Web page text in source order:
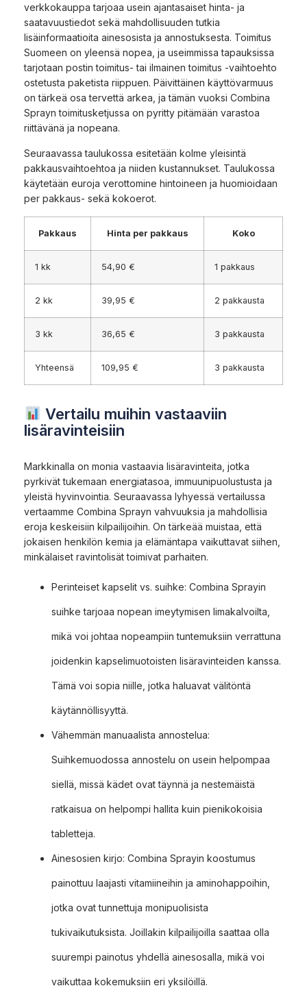
verkkokauppa tarjoaa usein ajantasaiset hinta- ja
saatavuustiedot sekä mahdollisuuden tutkia
lisäinformaatioita ainesosista ja annostuksesta. Toimitus
Suomeen on yleensä nopea, ja useimmissa tapauksissa
tarjotaan postin toimitus- tai ilmainen toimitus -vaihtoehto
ostetusta paketista riippuen. Päivittäinen käyttövarmuus
on tärkeä osa tervettä arkea, ja tämän vuoksi Combina
Sprayn toimitusketjussa on pyritty pitämään varastoa
riittävänä ja nopeana.
Seuraavassa taulukossa esitetään kolme yleisintä
pakkausvaihtoehtoa ja niiden kustannukset. Taulukossa
käytetään euroja verottomine hintoineen ja huomioidaan
per pakkaus- sekä kokoerot.
Pakkaus Hinta per pakkaus Koko
1 kk 54,90 € 1 pakkaus
2 kk 39,95 € 2 pakkausta
3 kk 36,65 € 3 pakkausta
Yhteensä 109,95 € 3 pakkausta
Vertailu muihin vastaaviin
lisäravinteisiin
Markkinalla on monia vastaavia lisäravinteita, jotka
pyrkivät tukemaan energiatasoa, immuunipuolustusta ja
yleistä hyvinvointia. Seuraavassa lyhyessä vertailussa
vertaamme Combina Sprayn vahvuuksia ja mahdollisia
eroja keskeisiin kilpailijoihin. On tärkeää muistaa, että
jokaisen henkilön kemia ja elämäntapa vaikuttavat siihen,
minkälaiset ravintolisät toimivat parhaiten.
Perinteiset kapselit vs. suihke: Combina Sprayin
suihke tarjoaa nopean imeytymisen limakalvoilta,
mikä voi johtaa nopeampiin tuntemuksiin verrattuna
joidenkin kapselimuotoisten lisäravinteiden kanssa.
Tämä voi sopia niille, jotka haluavat välitöntä
käytännöllisyyttä.
Vähemmän manuaalista annostelua:
Suihkemuodossa annostelu on usein helpompaa
siellä, missä kädet ovat täynnä ja nestemäistä
ratkaisua on helpompi hallita kuin pienikokoisia
tabletteja.
Ainesosien kirjo: Combina Sprayin koostumus
painottuu laajasti vitamiineihin ja aminohappoihin,
jotka ovat tunnettuja monipuolisista
tukivaikutuksista. Joillakin kilpailijoilla saattaa olla
suurempi painotus yhdellä ainesosalla, mikä voi
vaikuttaa kokemuksiin eri yksilöillä.